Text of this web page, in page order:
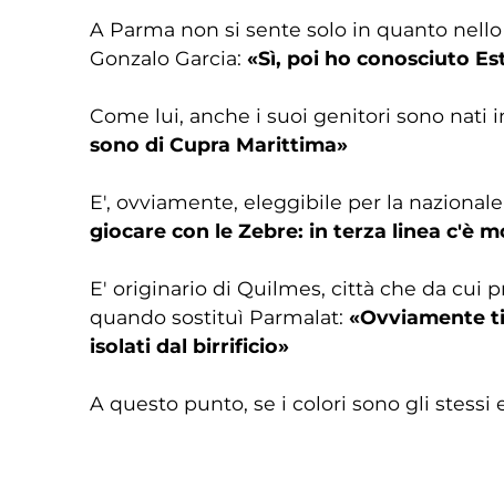
A Parma non si sente solo in quanto
Gonzalo Garcia: «Sì, poi ho conosciuto
Come lui, anche i suoi genitori sono nati
sono di Cupra Marittima»
E', ovviamente, eleggibile per la
giocare con le Zebre: in terza linea c'è
E' originario di Quilmes, città che da cui
quando sostituì Parmalat: «Ovviamente
isolati dal birrificio»
A questo punto, se i colori sono gli stessi